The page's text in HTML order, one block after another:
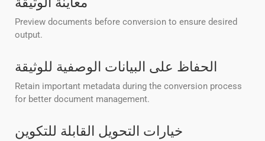
Preview documents before conversion to ensure desired
output.
الحفاظ على البيانات الوصفية للوثيقة
Retain important metadata during the conversion process
for better document management.
خيارات التحويل القابلة للتكوين